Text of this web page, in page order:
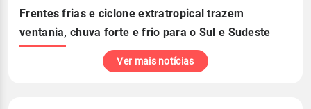
Frentes frias e ciclone extratropical trazem
ventania, chuva forte e frio para o Sul e Sudeste
Ver mais notícias